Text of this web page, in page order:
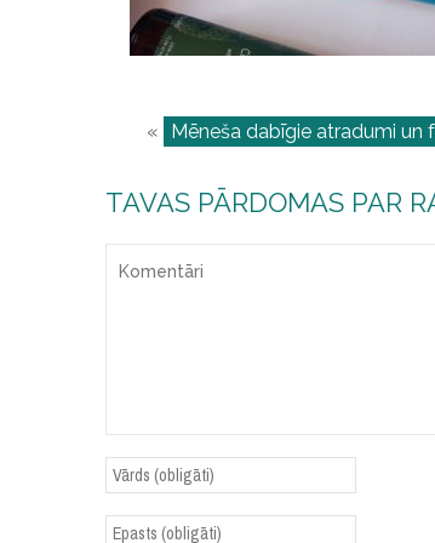
« Mēneša dabīgie atradumi un
TAVAS PĀRDOMAS PAR